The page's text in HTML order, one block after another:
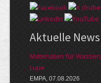
Aktuelle News
Materialien für
Lupe
EMPA, 07.08.2026